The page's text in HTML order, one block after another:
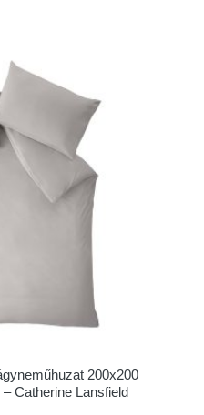
200x200
Catherine Lansfield